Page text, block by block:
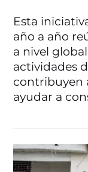
Esta
año a año
a nivel
actividades
contribuyen
ayudar a